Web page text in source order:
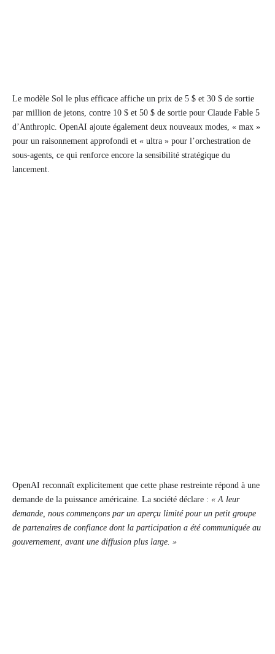
Le modèle Sol le plus efficace affiche un prix de 5 $ et 30 $ de sortie
par million de jetons, contre 10 $ et 50 $ de sortie pour Claude Fable 5
d’Anthropic. OpenAI ajoute également deux nouveaux modes, « max »
pour un raisonnement approfondi et « ultra » pour l’orchestration de
sous-agents, ce qui renforce encore la sensibilité stratégique du
lancement.
OpenAI reconnaît explicitement que cette phase restreinte répond à une
demande de la puissance américaine. La société déclare : « A leur
demande, nous commençons par un aperçu limité pour un petit groupe
de partenaires de confiance dont la participation a été communiquée au
gouvernement, avant une diffusion plus large. »